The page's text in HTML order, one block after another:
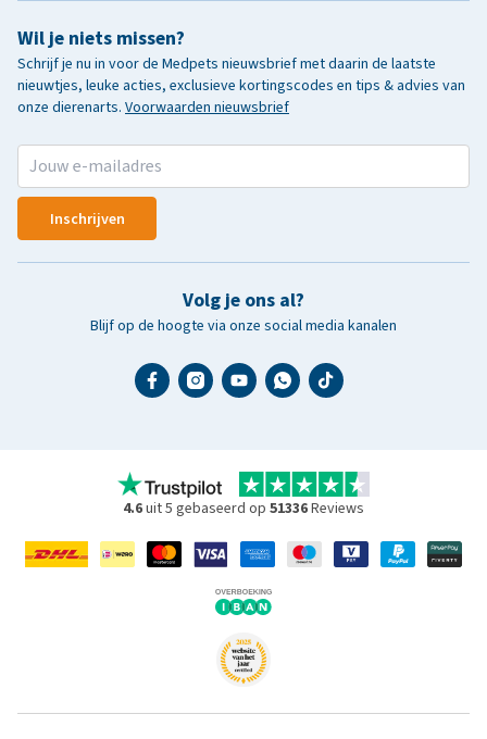
Wil je niets missen?
Schrijf je nu in voor de Medpets nieuwsbrief met daarin de laatste
nieuwtjes, leuke acties, exclusieve kortingscodes en tips & advies van
onze dierenarts. Voorwaarden nieuwsbrief
Inschrijven
Volg je ons al?
Blijf op de hoogte via onze social media kanalen
4.6uit 5 gebaseerd op 51336Reviews